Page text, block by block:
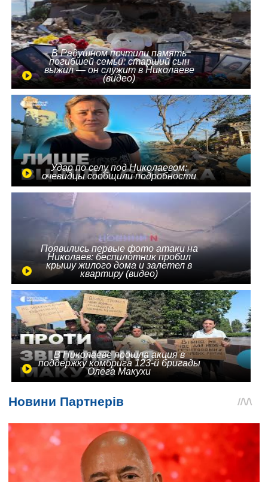
В Радушном почтили память
погибшей семьи: старший сын
выжил — он служит в Николаеве
(видео)
Удар по селу под Николаевом:
очевидцы сообщили подробности
Появились первые фото атаки на
Николаев: беспилотник пробил
крышу жилого дома и залетел в
квартиру (видео)
В Николаеве прошла акция в
поддержку комбрига 123-й бригады
Олега Макухи